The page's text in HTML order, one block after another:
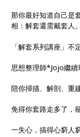
那你最好知道自己是
相：解套還需戴套人。
「解套系列講座」不
思想整理師*Jojo繼續
陪你掃描、解剖、重
免得你套路走多了，
一失心，搞得心窮人